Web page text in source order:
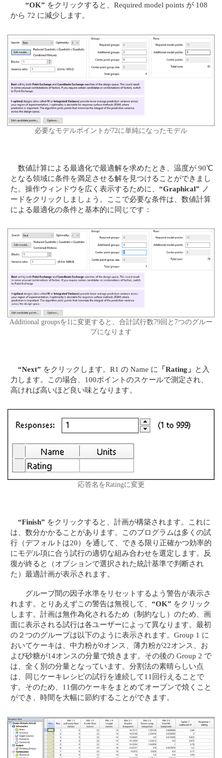
“OK” をクリックすると、Required model points が 108
から 72 に減少します。
必要なモデルポイントが72に単純になったモデル
数値計算による最適化で最適解を求めたとき、温度が 90℃
となる領域に条件を満足させる解を見つけることができまし
た。操作ウィンドウを広く表示するために、“Graphical” ノ
ードをクリックしましょう。ここで必要な条件は、数値計算
による最適化の条件と基本的に同じです：
Additional groupsを1に変更すると、合計試行数79回と7つのグルー
プになります
“Next” をクリックします。R1 の Name に 「Rating」 と入
力します。この場合、100ポイントのスケールで測定され、
高ければ高いほど良い味となります。
応答名をRatingに変更
“Finish” をクリックすると、計画が構築されます。これに
は、数分かかることがあります。このプログラムは多くの試
行（デフォルトは20）を通して、できる限り正確かつ効率的
にモデル項に合う試行の適切な組み合わせを選定します。反
復が終ると（オプションで選択された統計基準で判断され
た）最適計画が表示されます。
グループ間の因子水準をリセットするよう警告が表示さ
れます。とりあえずこの警告は無視して、“OK” をクリック
します。計画は無作為化されるため（制約なし）のため、画
面に表示される試行は各ユーザーによって異なります。最初
の２つのグループは以下のように表示されます。Group 1 に
おいてケーキは、中力粉が0オンス、薄力粉が22オンス、お
よび砂糖が14オンスの分量で焼きます。その後の Group 2 で
は、全く別の分量となっています。分割法の素晴らしい点
は、同じケーキレシピの試行を連続して11回行えることで
す。そのため、11個のケーキをまとめてオーブンで焼くこと
ができ、時間を大幅に節約することができます。